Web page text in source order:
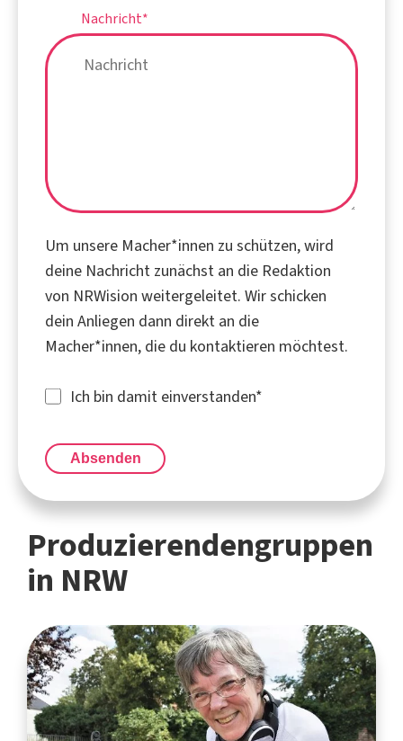
Nachricht*
Um unsere Macher*innen zu schützen, wird
deine Nachricht zunächst an die Redaktion
von NRWision weitergeleitet. Wir schicken
dein Anliegen dann direkt an die
Macher*innen, die du kontaktieren möchtest.
Ich bin damit einverstanden*
Absenden
Produzierendengruppen
in NRW